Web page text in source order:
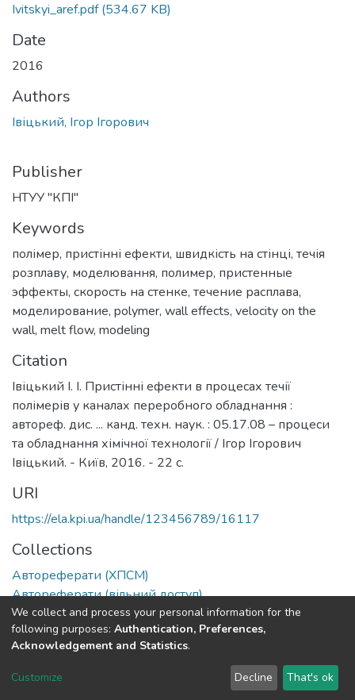
Ivitskyi_aref.pdf(534.67 KB)
Date
2016
Authors
Івіцький, Ігор Ігорович
Publisher
НТУУ "КПІ"
Keywords
полімер, пристінні ефекти, швидкість на стінці, течія
розплаву, моделювання, полимер, пристенные
эффекты, скорость на стенке, течение расплава,
моделирование, polymer, wall effects, velocity on the
wall, melt flow, modeling
Citation
Івіцький І. І. Пристінні ефекти в процесах течії
полімерів у каналах переробного обладнання :
автореф. дис. ... канд. техн. наук. : 05.17.08 – процеси
та обладнання хімічної технології / Ігор Ігорович
Івіцький. - Київ, 2016. - 22 с.
URI
https://ela.kpi.ua/handle/123456789/16117
Collections
Автореферати (ХПСМ)
Автореферати (вільний доступ)
Full item page
DSpace software copyright © 2002-2026 LYRASIS
Send Feedback
We collect and process your personal information for the
following purposes: Authentication, Preferences,
Acknowledgement and Statistics.
Customize Decline That's ok